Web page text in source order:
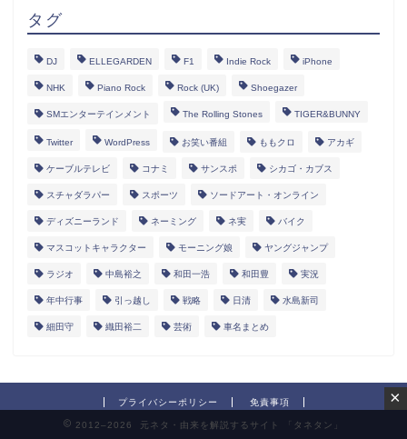
タグ
DJ ELLEGARDEN F1 Indie Rock iPhone
NHK Piano Rock Rock (UK) Shoegazer
SMエンターテインメント The Rolling Stones TIGER&BUNNY
Twitter WordPress お笑い番組 ももクロ アカギ
ケーブルテレビ コナミ サンスポ シカゴ・カブス
スチャダラパー スポーツ ソードアート・オンライン
ディズニーランド ネーミング ネ実 バイク
マスコットキャラクター モーニング娘 ヤングジャンプ
ラジオ 中島裕之 和田一浩 和田豊 実況
年中行事 引っ越し 戦略 日清 水島新司
細田守 織田裕二 芸術 車名まとめ
プライバシーポリシー 免責事項
2012–2026 元ネタ・由来を解説するサイト 「タネタン」
×